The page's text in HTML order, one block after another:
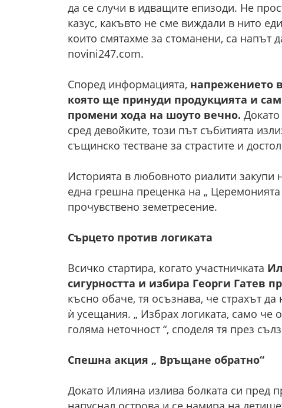
да се случи в идващите епизоди. Не
казус, какъвто не сме виждали в нито
които смятахме за стоманени, са
novini247.com.
Според информацията, напрежението
която ще принуди продукцията и
промени хода на шоуто вечно.
сред девойките, този път събитията
същинско тестване за страстите и
Историята в любовното риалити закупи
една грешна преценка на „
прочувствено земетресение.
Сърцето против логиката
Всичко стартира, когато участничката
сигурността и избира Георги Гатев
късно обаче, тя осъзнава, че страхът
ѝ усещания. „ Избрах логиката, само че
голяма неточност “, споделя тя през
Спешна акция „ Връщане обратно“
Докато Илияна излива болката си пред